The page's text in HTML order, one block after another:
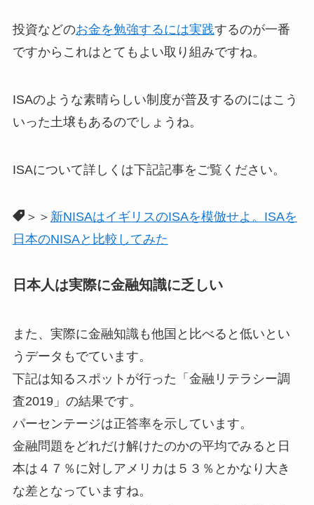
投資などのお金を勉強するには実践するのが一番
ですからこれはとてもよい取り組みですね。
ISAのような素晴らしい制度が普及するのにはこう
いった土壌もあるのでしょうね。
ISAについて詳しくは下記記事をご覧ください。
＞＞ 新NISAはイギリスのISAを模倣せよ。ISAを
日本のNISAと比較してみた
日本人は実際に金融知識に乏しい
また、実際に金融知識も他国と比べると低いとい
うデータもでています。
下記は知るスポットが行った「金融リテラシー調
査2019」の結果です。
パーセンテージは正答率を示しています。
金融問題をどれだけ解けたのかの平均でみると日
本は４７％に対しアメリカは５３％とかなり大き
な差となっていますね。